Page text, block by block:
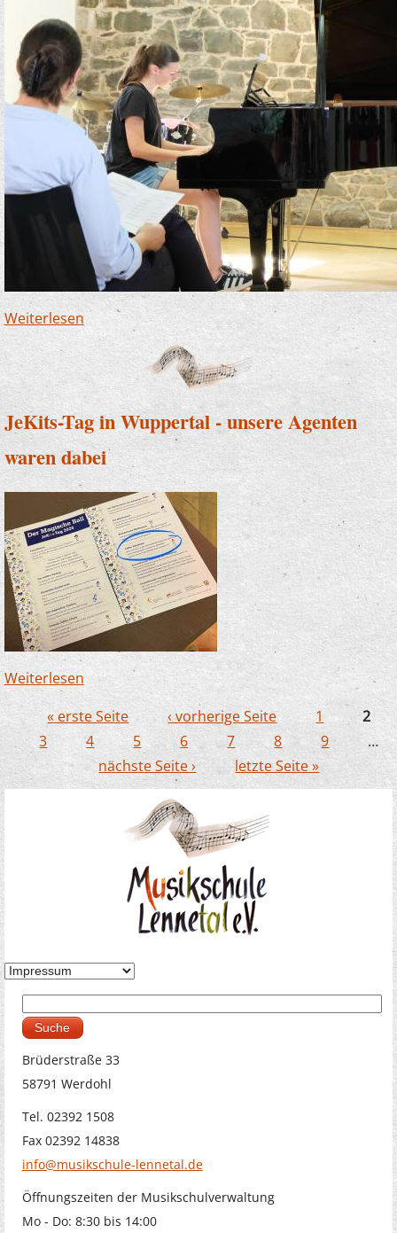
Weiterlesenüber Saal heiß - Förderpreiskonzert cool!
JeKits-Tag in Wuppertal - unsere Agenten
waren dabei
Weiterlesen über JeKits-Tag in Wuppertal - unsere Agenten
waren dabei
Seiten
« erste Seite ‹ vorherige Seite 1
2
3
4 5 6 7 8 9
…
nächste Seite ›
letzte Seite »
Suchformular
Brüderstraße 33
58791 Werdohl
Tel. 02392 1508
Fax 02392 14838
info@musikschule-lennetal.de
Öffnungszeiten der Musikschulverwaltung
Mo - Do: 8:30 bis 14:00